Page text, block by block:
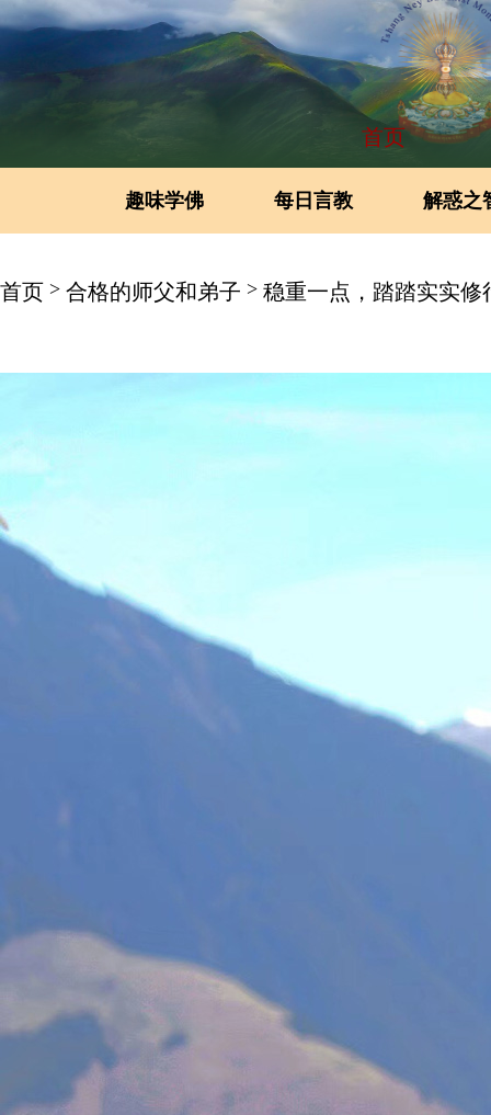
首页
趣味学佛 每日言教 解惑之
首页 > 合格的师父和弟子 > 稳重一点，踏踏实实修